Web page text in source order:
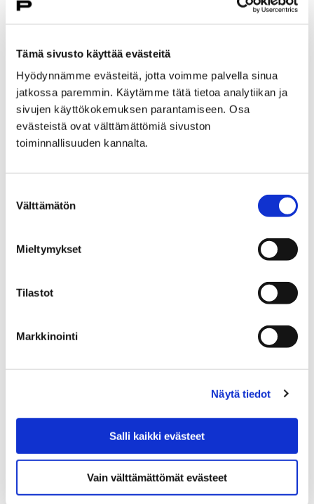
Tämä sivusto käyttää evästeitä
Hyödynnämme evästeitä, jotta voimme palvella sinua
jatkossa paremmin. Käytämme tätä tietoa analytiikan ja
sivujen käyttökokemuksen parantamiseen. Osa
evästeistä ovat välttämättömiä sivuston
toiminnallisuuden kannalta.
valinta
Välttämätön
Mieltymykset
Tilastot
Markkinointi
Näytä tiedot
Salli kaikki evästeet
Vain välttämättömät evästeet
Etusivu
Tapahtumat
Ajankohtaisia tapahtumia
Retropelipäivä 2025
Peliturnaukset
Retropelipäivä 2025
peliturnaukset
leikkimielisiin peliturnauksiin, joita löytyy
lisäksi tarjolla erilaisia tuotepalkintoja.
Retropelipäivän ajan.
Etusivu
Asiakkaana kirjastossa
Satakirjastojen verkkokirjasto
Satakirjastojen
verkkokirjasto